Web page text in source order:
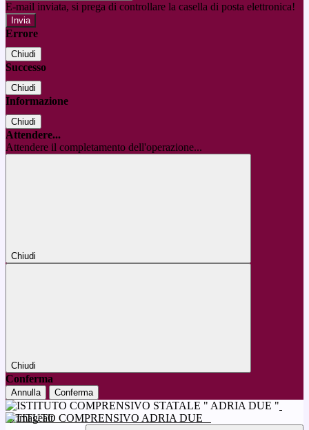
E-mail inviata, si prega di controllare la casella di posta elettronica!
Errore
Chiudi
Successo
Chiudi
Informazione
Chiudi
Attendere...
Attendere il completamento dell'operazione...
Chiudi
Chiudi
Conferma
Annulla Conferma
ISTITUTO COMPRENSIVO ADRIA DUE